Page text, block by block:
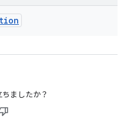
ましたか？